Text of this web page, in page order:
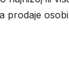
prodaje